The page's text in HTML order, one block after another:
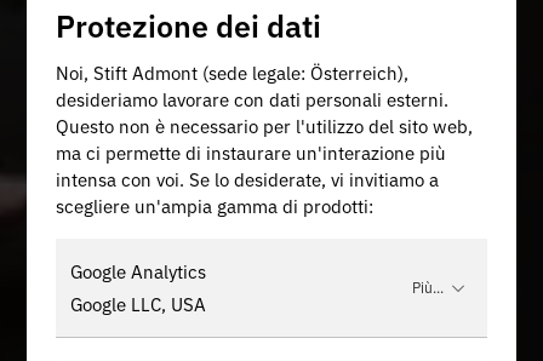
Protezione dei dati
Noi, Stift Admont (sede legale: Österreich),
desideriamo lavorare con dati personali esterni.
Questo non è necessario per l'utilizzo del sito web,
ma ci permette di instaurare un'interazione più
intensa con voi. Se lo desiderate, vi invitiamo a
scegliere un'ampia gamma di prodotti:
Google Analytics
Google LLC, USA
Più...